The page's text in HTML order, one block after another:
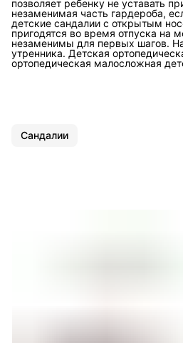
позволяет ребенку не уставать
незаменимая часть гардероба,
детские сандалии с открытым
пригодятся во время отпуска на
незаменимы для первых шагов.
утренника. Детская
ортопедическая малосложная
Сандалии